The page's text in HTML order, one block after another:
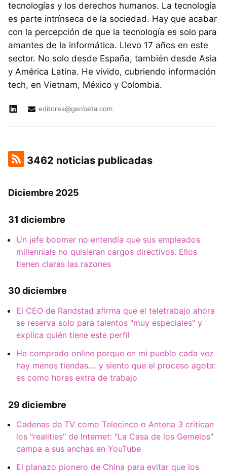
tecnologías y los derechos humanos. La tecnología
es parte intrínseca de la sociedad. Hay que acabar
con la percepción de que la tecnología es solo para
amantes de la informática. Llevo 17 años en este
sector. No solo desde España, también desde Asia
y América Latina. He vivido, cubriendo información
tech, en Vietnam, México y Colombia.
editores@genbeta.com
3462 noticias publicadas
Diciembre 2025
31 diciembre
Un jefe boomer no entendía que sus empleados
millennials no quisieran cargos directivos. Ellos
tienen claras las razones
30 diciembre
El CEO de Randstad afirma que el teletrabajo ahora
se reserva solo para talentos "muy especiales" y
explica quién tiene este perfil
He comprado online porque en mi pueblo cada vez
hay menos tiendas.... y siento que el proceso agota:
es como horas extra de trabajo
29 diciembre
Cadenas de TV como Telecinco o Antena 3 critican
los "realities" de Internet: "La Casa de los Gemelos"
campa a sus anchas en YouTube
El planazo pionero de China para evitar que los